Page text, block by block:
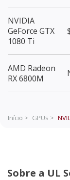
NVIDIA
GeForce GTX
1080 Ti
AMD Radeon
RX 6800M
Início > GPUs >
Sobre a UL